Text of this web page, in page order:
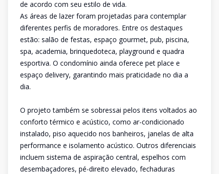
de acordo com seu estilo de vida.
As áreas de lazer foram projetadas para contemplar
diferentes perfis de moradores. Entre os destaques
estão: salão de festas, espaço gourmet, pub, piscina,
spa, academia, brinquedoteca, playground e quadra
esportiva. O condomínio ainda oferece pet place e
espaço delivery, garantindo mais praticidade no dia a
dia.
O projeto também se sobressai pelos itens voltados ao
conforto térmico e acústico, como ar-condicionado
instalado, piso aquecido nos banheiros, janelas de alta
performance e isolamento acústico. Outros diferenciais
incluem sistema de aspiração central, espelhos com
desembaçadores, pé-direito elevado, fechaduras